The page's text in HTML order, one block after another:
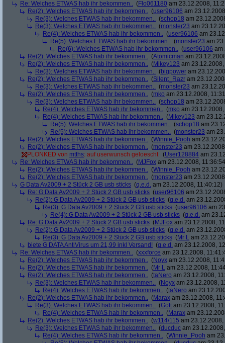
Re: Welches ETWAS hab ihr bekommen.. (Flo061180 am 23.12.2008,
Re(2): Welches ETWAS hab ihr bekommen.. (user96106 am
Re(3): Welches ETWAS hab ihr bekommen.. (schop18 am
Re(3): Welches ETWAS hab ihr bekommen.. (monster23 am
Re(4): Welches ETWAS hab ihr bekommen.. (user96106 am
Re(5): Welches ETWAS hab ihr bekommen.. (monster23 am
Re(6): Welches ETWAS hab ihr bekommen.. (user96106 am
Re(2): Welches ETWAS hab ihr bekommen.. (Atomicman am
Re(2): Welches ETWAS hab ihr bekommen.. (Mikey123 am
Re(3): Welches ETWAS hab ihr bekommen.. (bigpower am
Re(2): Welches ETWAS hab ihr bekommen.. (Silent_Razr am
Re(3): Welches ETWAS hab ihr bekommen.. (monster23 am
Re(2): Welches ETWAS hab ihr bekommen.. (mko am 23.12.2008,
Re(3): Welches ETWAS hab ihr bekommen.. (schop18 am
Re(4): Welches ETWAS hab ihr bekommen.. (mko am
Re(4): Welches ETWAS hab ihr bekommen.. (Mikey123 am
Re(5): Welches ETWAS hab ihr bekommen.. (schop18 am
Re(5): Welches ETWAS hab ihr bekommen.. (monster23 am
Re(2): Welches ETWAS hab ihr bekommen.. (Winnie_Pooh am
Re(2): Welches ETWAS hab ihr bekommen.. (monster23 am
PLONKED von mtths: auf userwunsch geloescht (User128884 am
Re: Welches ETWAS hab ihr bekommen.. (MJFox am 23.12.2008,
Re(2): Welches ETWAS hab ihr bekommen.. (Winnie_Pooh am
Re(2): Welches ETWAS hab ihr bekommen.. (monster23 am
G Data Av2009 + 2 Stück 2 GB usb sticks (q.e.d. am 23.12.2008, 11:40:12)
Re: G Data Av2009 + 2 Stück 2 GB usb sticks (user96106 am
Re(2): G Data Av2009 + 2 Stück 2 GB usb sticks (q.e.d. am
Re(3): G Data Av2009 + 2 Stück 2 GB usb sticks (user96106 am
Re(4): G Data Av2009 + 2 Stück 2 GB usb sticks (q.e.d. am
Re: G Data Av2009 + 2 Stück 2 GB usb sticks (MJFox am 23.12.2008,
Re(2): G Data Av2009 + 2 Stück 2 GB usb sticks (q.e.d. am
Re(3): G Data Av2009 + 2 Stück 2 GB usb sticks (Mr L am
biete G DATA AntiVirus um 21,99 inkl Versand! (q.e.d. am 23.12.2008,
Re: Welches ETWAS hab ihr bekommen.. (xxxforce am 23.12.2008,
Re(2): Welches ETWAS hab ihr bekommen.. (Noyx am 23.12.2008,
Re(2): Welches ETWAS hab ihr bekommen.. (Mr L am 23.12.2008,
Re(2): Welches ETWAS hab ihr bekommen.. (taNero am 23.12.2008,
Re(3): Welches ETWAS hab ihr bekommen.. (Noyx am 23.12.2008,
Re(4): Welches ETWAS hab ihr bekommen.. (taNero am
Re(2): Welches ETWAS hab ihr bekommen.. (Marax am 23.12.2008,
Re(3): Welches ETWAS hab ihr bekommen.. (Gott am 23.12.2008,
Re(4): Welches ETWAS hab ihr bekommen.. (Marax am
Re(2): Welches ETWAS hab ihr bekommen.. (w114/115 am 23.12.2008,
Re(3): Welches ETWAS hab ihr bekommen.. (ducduc am
Re(4): Welches ETWAS hab ihr bekommen.. (Winnie_Pooh am